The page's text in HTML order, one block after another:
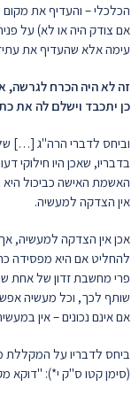
הכלכלי – והעדיף את מקום
אם צודק היה או לא) על
עימה אלא שהעדיף את
זה לא היה הכרח לגרשה,
כן יתכבד וישלם לה את
וביחס לדברי הרה"ג […]
בדבריו, שאכן היו חילוקי
האשמת האישה כביכול
אין הצדקה למעשיה.
אכן אין הצדקה למעשיה,
להחליט אם היא מפסידה
פרי מחשבת זדון של אחת
שותף לכך, וכל מעשיה
אם אינם נכונים – אין
ביחס לדבריו על המקללת
(סימן קטו ס"ק י*): "דוקא